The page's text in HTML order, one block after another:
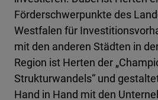
Förderschwerpunkte des
Westfalen für
mit den anderen Städten in
Region ist Herten der
Strukturwandels“ und
Hand in Hand mit den